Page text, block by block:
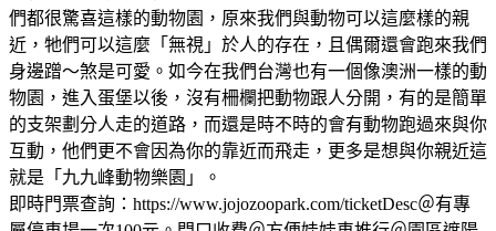
們都很驚喜這樣的動物園，原來我們與動物可以這麼樣的親
近，牠們可以這麼「無視」於人的存在，且偶爾還會跑來我們
身邊蹭～煞是可愛。如今在我們台灣也有一個像澳洲一樣的動
物園，進入蛋堡以後，沒有柵欄把動物跟人分開，有的是簡單
的支架劃分人走的道路，而還是時不時的會有動物跑過來與你
互動，他們更不會因為你的靠近而飛走，更多是想與你親近這
就是「九九峰動物樂園」。
即時門票查詢：https://www.jojozoopark.com/ticketDesc＠有專